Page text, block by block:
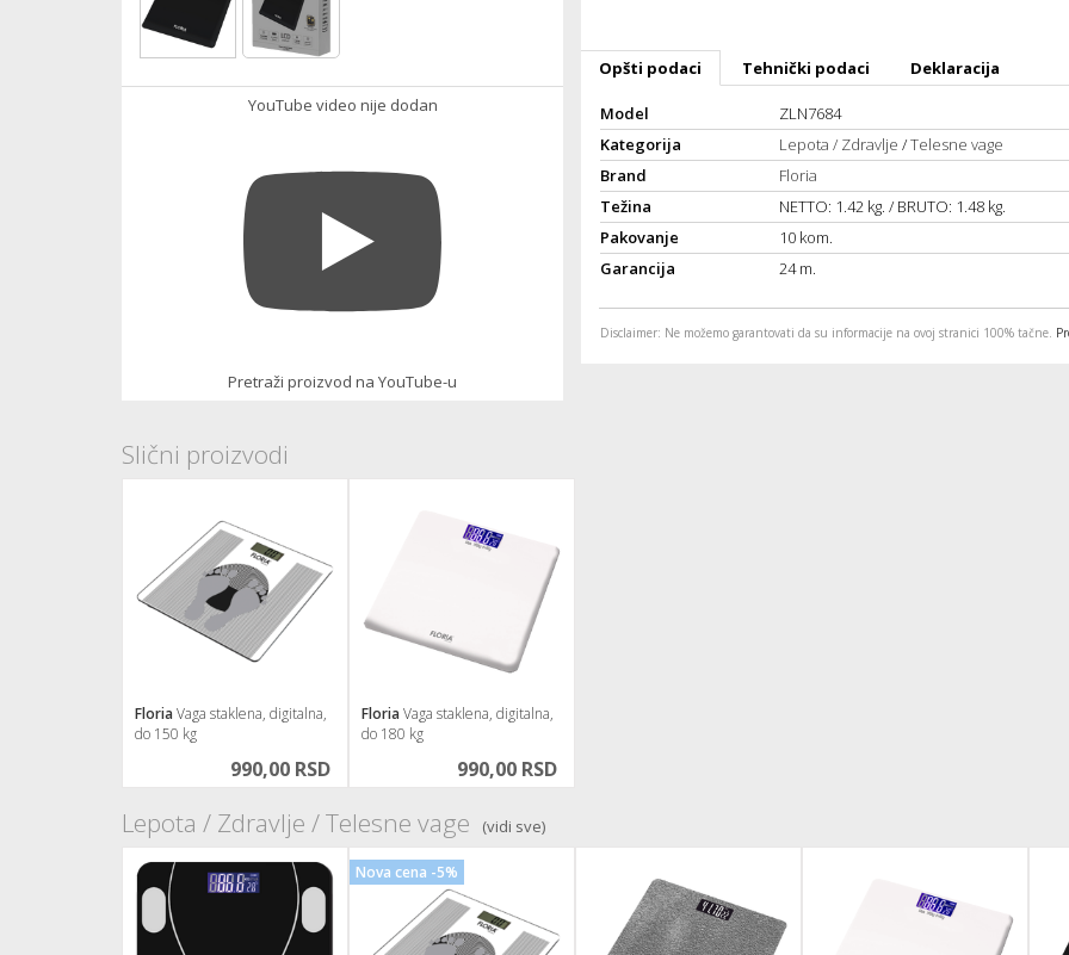
YouTube video nije dodan
Pretraži proizvod na YouTube-u
Opšti podaci Tehnički podaci Deklaracija
Model
ZLN7684
Kategorija
Lepota / Zdravlje /Telesne vage
Brand
Floria
Težina
NETTO: 1.42 kg. / BRUTO: 1.48 kg.
Pakovanje
10 kom.
Garancija
24 m.
Disclaimer: Ne možemo garantovati da su informacije na ovoj stranici 100% tačne.
Slični proizvodi
Floria Vaga staklena, digitalna,
do 150 kg
990,00 RSD
Floria Vaga staklena, digitalna,
do 180 kg
990,00 RSD
Lepota / Zdravlje / Telesne vage (vidi sve)
Nova cena -5%